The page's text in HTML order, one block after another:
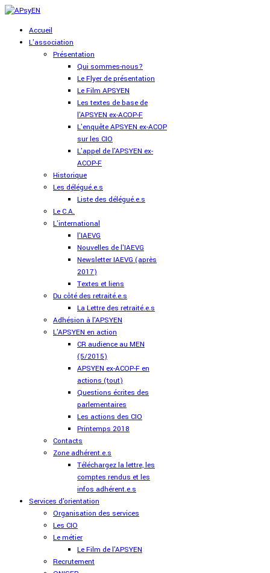
Accueil
L'association
Présentation
Qui sommes-nous?
Le Flyer de présentation
Le Film APSYEN
Les textes de base de
l'APSYEN ex-ACOP-F
L'enquête APSYEN ex-ACOP
sur les CIO
L'appel de l'APSYEN ex-
ACOP-F
Historique
Les délégué.e.s
Liste des délégué.e.s
Le C.A.
L'international
l'IAEVG
Nouvelles de l'IAEVG
Newsletter IAEVG (après
2017)
Textes et liens
Du côté des retraité.e.s
La Lettre des retraité.e.s
Adhésion à l'APSYEN
L'APSYEN en action
CR audience au MEN
(5/2015)
APSYEN ex-ACOP-F en
actions (tout)
Questions écrites des
parlementaires
Les actions des CIO
Printemps 2018
Contacts
Zone adhérent.e.s
Téléchargez la lettre, les
comptes rendus et les
infos adhérent.e.s
Services d'orientation
Organisation des services
Les CIO
Le métier
Le Film de l'APSYEN
Recrutement